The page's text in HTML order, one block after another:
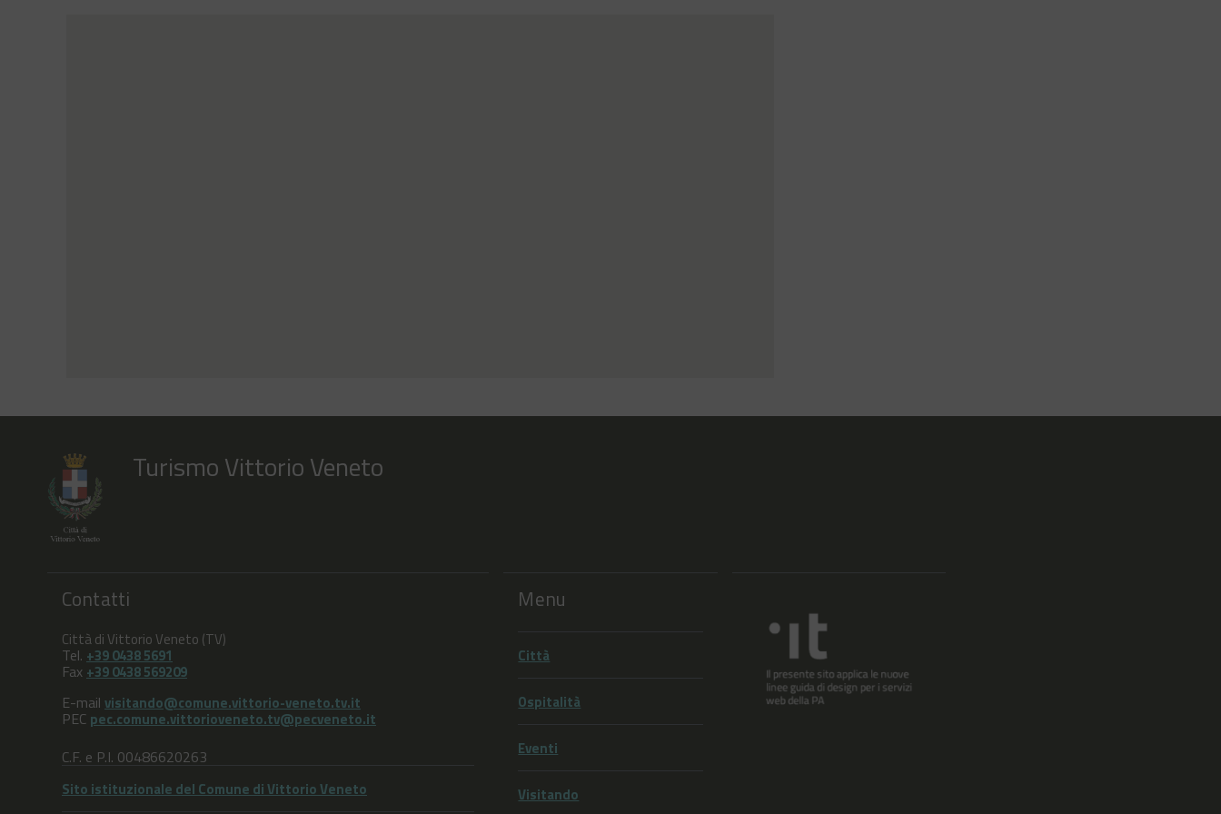
Turismo Vittorio Veneto
Contatti
Città di Vittorio Veneto (TV)
Tel. +39 0438 5691
Fax +39 0438 569209
E-mail visitando@comune.vittorio-veneto.tv.it
PEC pec.comune.vittorioveneto.tv@pecveneto.it
C.F. e P.I. 00486620263
Sito istituzionale del Comune di Vittorio Veneto
Menu
Città
Ospitalità
Eventi
Visitando